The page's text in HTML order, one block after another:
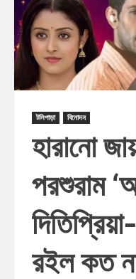
টলিপাড়া বিনোদন
হারানো
পরশুরাম
রইল কত